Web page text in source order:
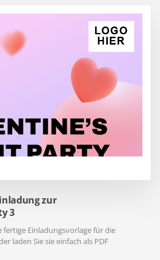
zur
3
fertige Einladungsvorlage für die
laden Sie sie einfach als PDF